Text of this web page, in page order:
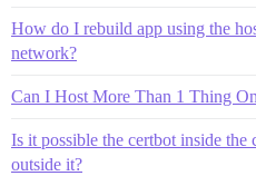
How do I rebuild app using the
network?
Can I Host More Than 1 Thing
Is it possible the certbot inside
outside it?